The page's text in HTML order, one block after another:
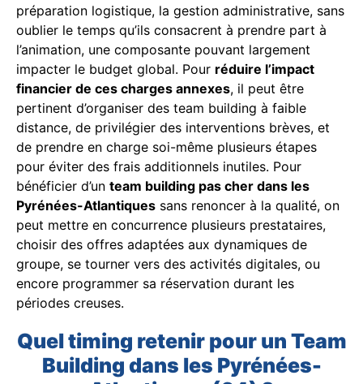
préparation logistique, la gestion administrative, sans
oublier le temps qu’ils consacrent à prendre part à
l’animation, une composante pouvant largement
impacter le budget global. Pour réduire l’impact
financier de ces charges annexes, il peut être
pertinent d’organiser des team building à faible
distance, de privilégier des interventions brèves, et
de prendre en charge soi-même plusieurs étapes
pour éviter des frais additionnels inutiles. Pour
bénéficier d’un team building pas cher dans les
Pyrénées-Atlantiques sans renoncer à la qualité, on
peut mettre en concurrence plusieurs prestataires,
choisir des offres adaptées aux dynamiques de
groupe, se tourner vers des activités digitales, ou
encore programmer sa réservation durant les
périodes creuses.
Quel timing retenir pour un Team
Building dans les Pyrénées-